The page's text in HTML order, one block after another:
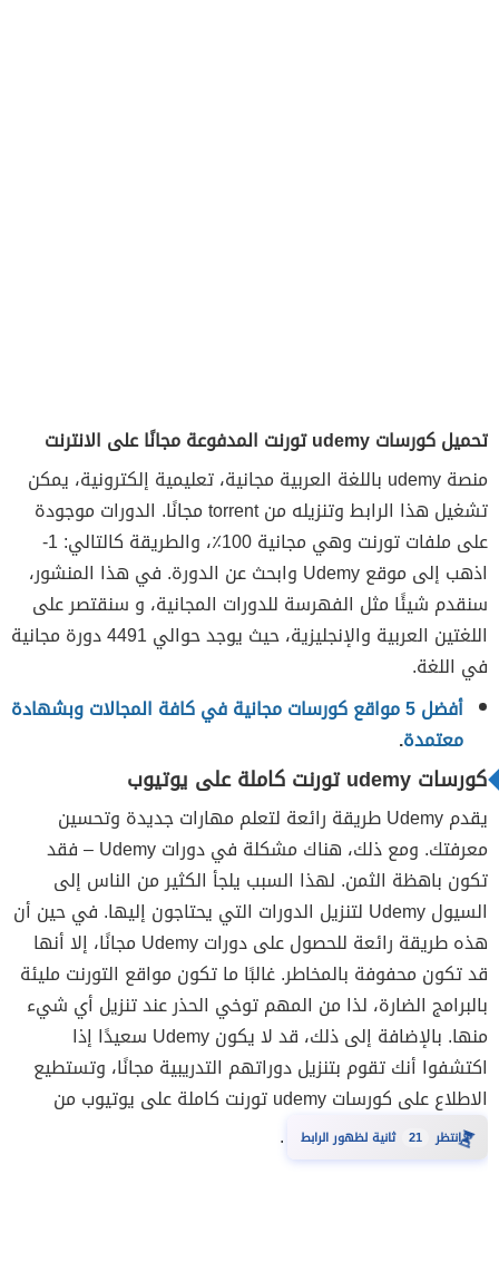
تحميل كورسات udemy تورنت المدفوعة مجانًا على الانترنت
منصة udemy باللغة العربية مجانية، تعليمية إلكترونية، يمكن
تشغيل هذا الرابط وتنزيله من torrent مجانًا. الدورات موجودة
على ملفات تورنت وهي مجانية 100٪، والطريقة كالتالي: 1-
اذهب إلى موقع Udemy وابحث عن الدورة. في هذا المنشور،
سنقدم شيئًا مثل الفهرسة للدورات المجانية، و سنقتصر على
اللغتين العربية والإنجليزية، حيث يوجد حوالي 4491 دورة مجانية
في اللغة.
أفضل 5 مواقع كورسات مجانية في كافة المجالات وبشهادة
معتمدة.
كورسات udemy تورنت كاملة على يوتيوب
يقدم Udemy طريقة رائعة لتعلم مهارات جديدة وتحسين
معرفتك. ومع ذلك، هناك مشكلة في دورات Udemy – فقد
تكون باهظة الثمن. لهذا السبب يلجأ الكثير من الناس إلى
السيول Udemy لتنزيل الدورات التي يحتاجون إليها. في حين أن
هذه طريقة رائعة للحصول على دورات Udemy مجانًا، إلا أنها
قد تكون محفوفة بالمخاطر. غالبًا ما تكون مواقع التورنت مليئة
بالبرامج الضارة، لذا من المهم توخي الحذر عند تنزيل أي شيء
منها. بالإضافة إلى ذلك، قد لا يكون Udemy سعيدًا إذا
اكتشفوا أنك تقوم بتنزيل دوراتهم التدريبية مجانًا، وتستطيع
الاطلاع على كورسات udemy تورنت كاملة على يوتيوب من
⏳انتظر 20 ثانية لظهور الرابط .